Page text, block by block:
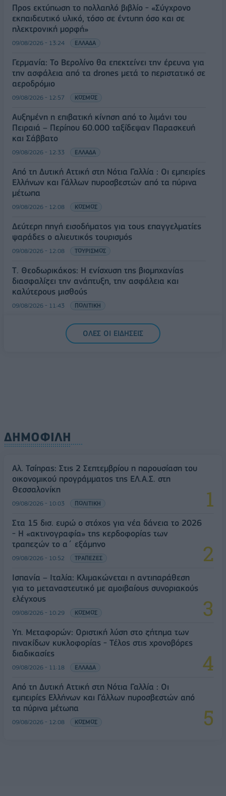
Προς εκτύπωση το πολλαπλό βιβλίο - «Σύγχρονο
εκπαιδευτικό υλικό, τόσο σε έντυπη όσο και σε
ηλεκτρονική μορφή»
09/08/2026 - 13:24 ΕΛΛΑΔΑ
Γερμανία: Το Βερολίνο θα επεκτείνει την έρευνα για
την ασφάλεια από τα drones μετά το περιστατικό σε
αεροδρόμιο
09/08/2026 - 12:57 ΚΟΣΜΟΣ
Αυξημένη η επιβατική κίνηση από το λιμάνι του
Πειραιά – Περίπου 60.000 ταξίδεψαν Παρασκευή
και Σάββατο
09/08/2026 - 12:33 ΕΛΛΑΔΑ
Από τη Δυτική Αττική στη Νότια Γαλλία : Οι εμπειρίες
Ελλήνων και Γάλλων πυροσβεστών από τα πύρινα
μέτωπα
09/08/2026 - 12:08 ΚΟΣΜΟΣ
Δεύτερη πηγή εισοδήματος για τους επαγγελματίες
ψαράδες ο αλιευτικός τουρισμός
09/08/2026 - 12:08 ΤΟΥΡΙΣΜΟΣ
Τ. Θεοδωρικάκος: Η ενίσχυση της βιομηχανίας
διασφαλίζει την ανάπτυξη, την ασφάλεια και
καλύτερους μισθούς
09/08/2026 - 11:43 ΠΟΛΙΤΙΚΗ
Υπ. Μεταφορών: Οριστική λύση στο ζήτημα των
πινακίδων κυκλοφορίας - Τέλος στις χρονοβόρες
ΟΛΕΣ ΟΙ ΕΙΔΗΣΕΙΣ
ΔΗΜΟΦΙΛΗ
Αλ. Τσίπρας: Στις 2 Σεπτεμβρίου η παρουσίαση του
οικονομικού προγράμματος της ΕΛ.Α.Σ. στη
Θεσσαλονίκη
09/08/2026 - 10:03 ΠΟΛΙΤΙΚΗ
Στα 15 δισ. ευρώ ο στόχος για νέα δάνεια το 2026
- Η «ακτινογραφία» της κερδοφορίας των
τραπεζών το α΄ εξάμηνο
09/08/2026 - 10:52 ΤΡΑΠΕΖΕΣ
Ισπανία – Ιταλία: Κλιμακώνεται η αντιπαράθεση
για το μεταναστευτικό με αμοιβαίους συνοριακούς
ελέγχους
09/08/2026 - 10:29 ΚΟΣΜΟΣ
Υπ. Μεταφορών: Οριστική λύση στο ζήτημα των
πινακίδων κυκλοφορίας - Τέλος στις χρονοβόρες
διαδικασίες
09/08/2026 - 11:18 ΕΛΛΑΔΑ
Από τη Δυτική Αττική στη Νότια Γαλλία : Οι
εμπειρίες Ελλήνων και Γάλλων πυροσβεστών από
τα πύρινα μέτωπα
09/08/2026 - 12:08 ΚΟΣΜΟΣ